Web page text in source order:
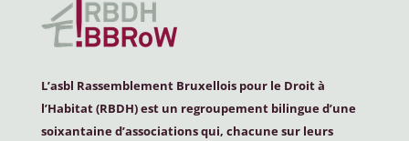
L’asbl Rassemblement Bruxellois pour le Droit à
l’Habitat (RBDH) est un regroupement bilingue d’une
soixantaine d’associations qui, chacune sur leurs